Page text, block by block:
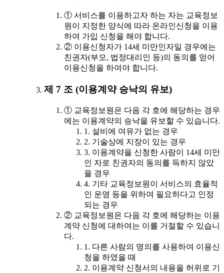
① 서비스를 이용하고자 하는 자는 교육정보
원이 지정한 양식에 따라 온라인신청을 이용
하여 가입 신청을 해야 합니다.
② 이용신청자가 14세 미만인자일 경우에는
친권자(부모, 법정대리인 등)의 동의를 얻어
이용신청을 하여야 합니다.
제 7 조 (이용계약 승낙의 유보)
① 교육정보원은 다음 각 호에 해당하는 경우
에는 이용계약의 승낙을 유보할 수 있습니다.
1. 설비에 여유가 없는 경우
2. 기술상에 지장이 있는 경우
3. 이용계약을 신청한 사람이 14세 미만
인 자로 친권자의 동의를 득하지 않았
을 경우
4. 기타 교육정보원이 서비스의 효율적
인 운영 등을 위하여 필요하다고 인정
되는 경우
② 교육정보원은 다음 각 호에 해당하는 이용
계약 신청에 대하여는 이를 거절할 수 있습니
다.
1. 다른 사람의 명의를 사용하여 이용신
청을 하였을 때
2. 이용계약 신청서의 내용을 허위로 기